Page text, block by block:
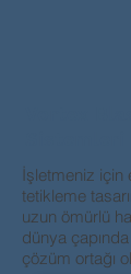
İşletmeniz için
tetikleme
uzun ömürlü
dünya
çözüm ortağı